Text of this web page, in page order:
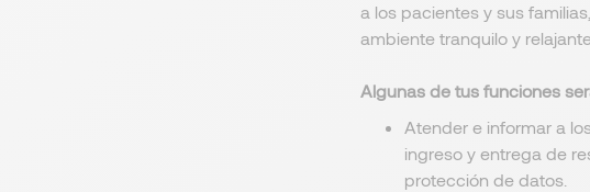
a los pacientes y sus
ambiente tranquilo y
Algunas de tus funciones
Atender e informar a
ingreso y entrega de
protección de datos.